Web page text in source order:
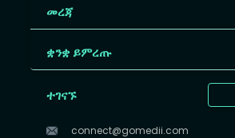
መረጃ
ቋንቋ ይምረጡ
ተገናኙ
connect@gomedii.com